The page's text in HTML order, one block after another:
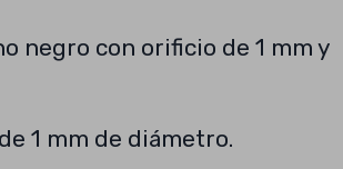
negro con orificio de 1 mm y
1 mm de diámetro.